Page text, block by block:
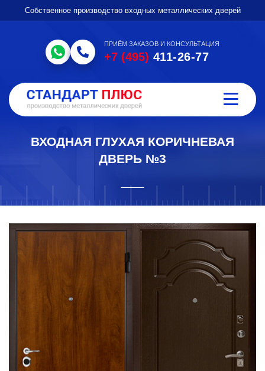
Собственное производство входных металлических дверей
ПРИЁМ ЗАКАЗОВ И КОНСУЛЬТАЦИЯ
+7 (495) 411-26-77
ВХОДНАЯ ГЛУХАЯ КОРИЧНЕВАЯ
ДВЕРЬ №3